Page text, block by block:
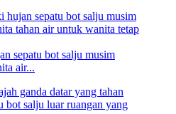
sepatu bot salju musim
air...